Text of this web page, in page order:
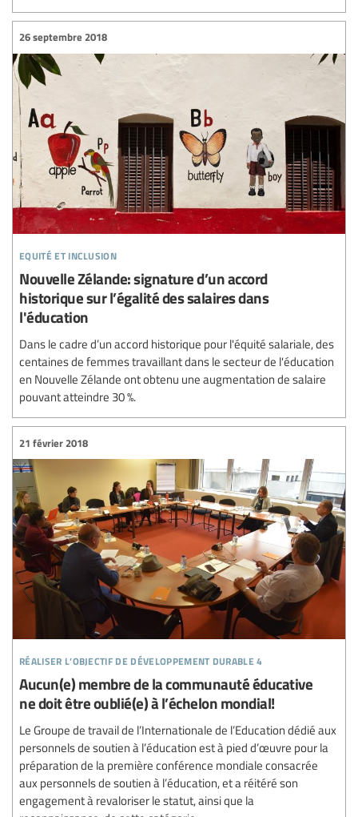
equité et inclusion
26 septembre 2018
Nouvelle Zélande: signature d’un accord
historique sur l’égalité des salaires dans
l'éducation
Dans le cadre d’un accord historique pour l'équité salariale, des
centaines de femmes travaillant dans le secteur de l'éducation
en Nouvelle Zélande ont obtenu une augmentation de salaire
pouvant atteindre 30 %.
réaliser l’objectif de développement durable 4
21 février 2018
Aucun(e) membre de la communauté éducative
ne doit être oublié(e) à l’échelon mondial!
Le Groupe de travail de l’Internationale de l’Education dédié aux
personnels de soutien à l’éducation est à pied d’œuvre pour la
préparation de la première conférence mondiale consacrée
aux personnels de soutien à l’éducation, et a réitéré son
engagement à revaloriser le statut, ainsi que la